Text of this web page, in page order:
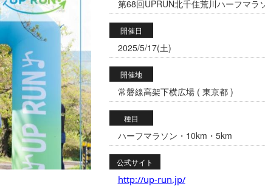
第68回UPRUN北千住荒川ハーフマラ
開催日
2025/5/17(土)
開催地
常磐線高架下横広場 ( 東京都 )
種目
ハーフマラソン・10km・5km
公式サイト
http://up-run.jp/